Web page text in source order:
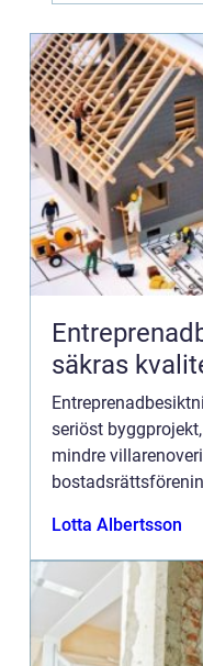
säkras
seriöst
mindre
entreprenaden ...
Lotta Albertsson